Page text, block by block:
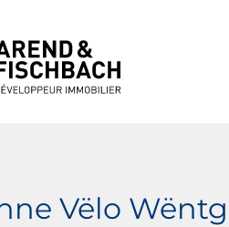
Vëlo